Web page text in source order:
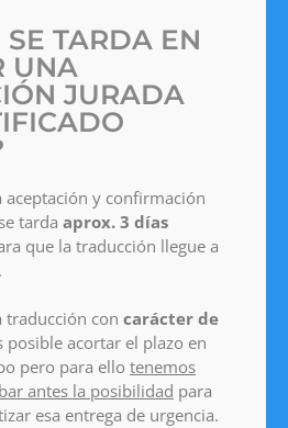
TARDA EN
UNA
JURADA
aceptación y confirmación
tarda aprox. 3 días
que la traducción llegue a
traducción con carácter de
posible acortar el plazo en
pero para ello tenemos
antes la posibilidad para
esa entrega de urgencia.